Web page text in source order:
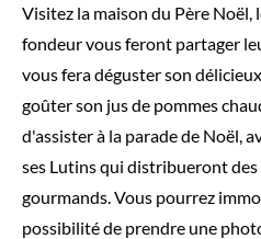
Visitez la maison du Père
fondeur vous feront partager
vous fera déguster son
goûter son jus de pommes
d'assister à la parade de Noël,
ses Lutins qui distribueront
gourmands. Vous pourrez
possibilité de prendre une